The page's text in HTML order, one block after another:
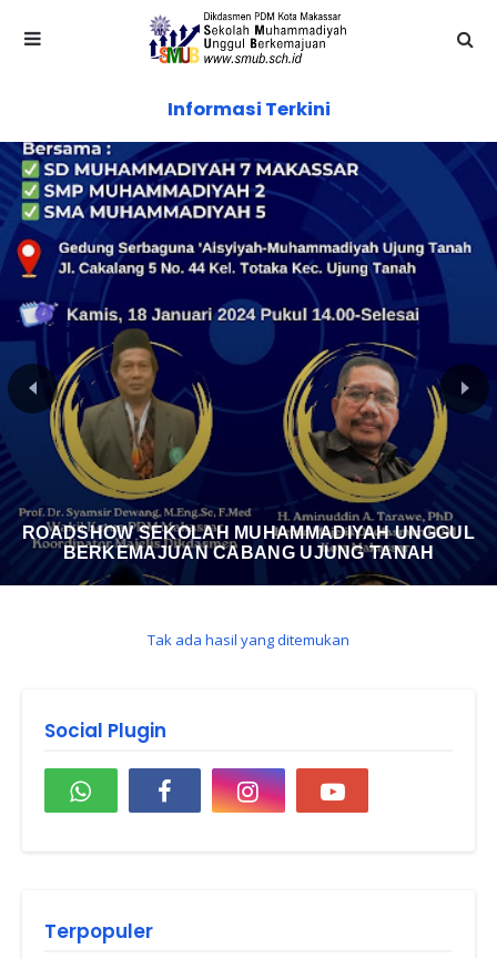
Informasi Terkini
ROADSHOW SEKOLAH MUHAMMADIYAH UNGGUL
BERKEMAJUAN CABANG UJUNG TANAH
Tak ada hasil yang ditemukan
Social Plugin
Terpopuler